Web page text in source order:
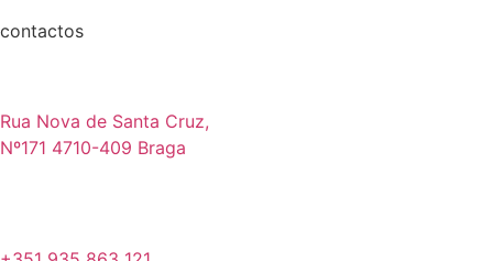
contactos
Rua Nova de Santa Cruz,
Nº171 4710-409 Braga